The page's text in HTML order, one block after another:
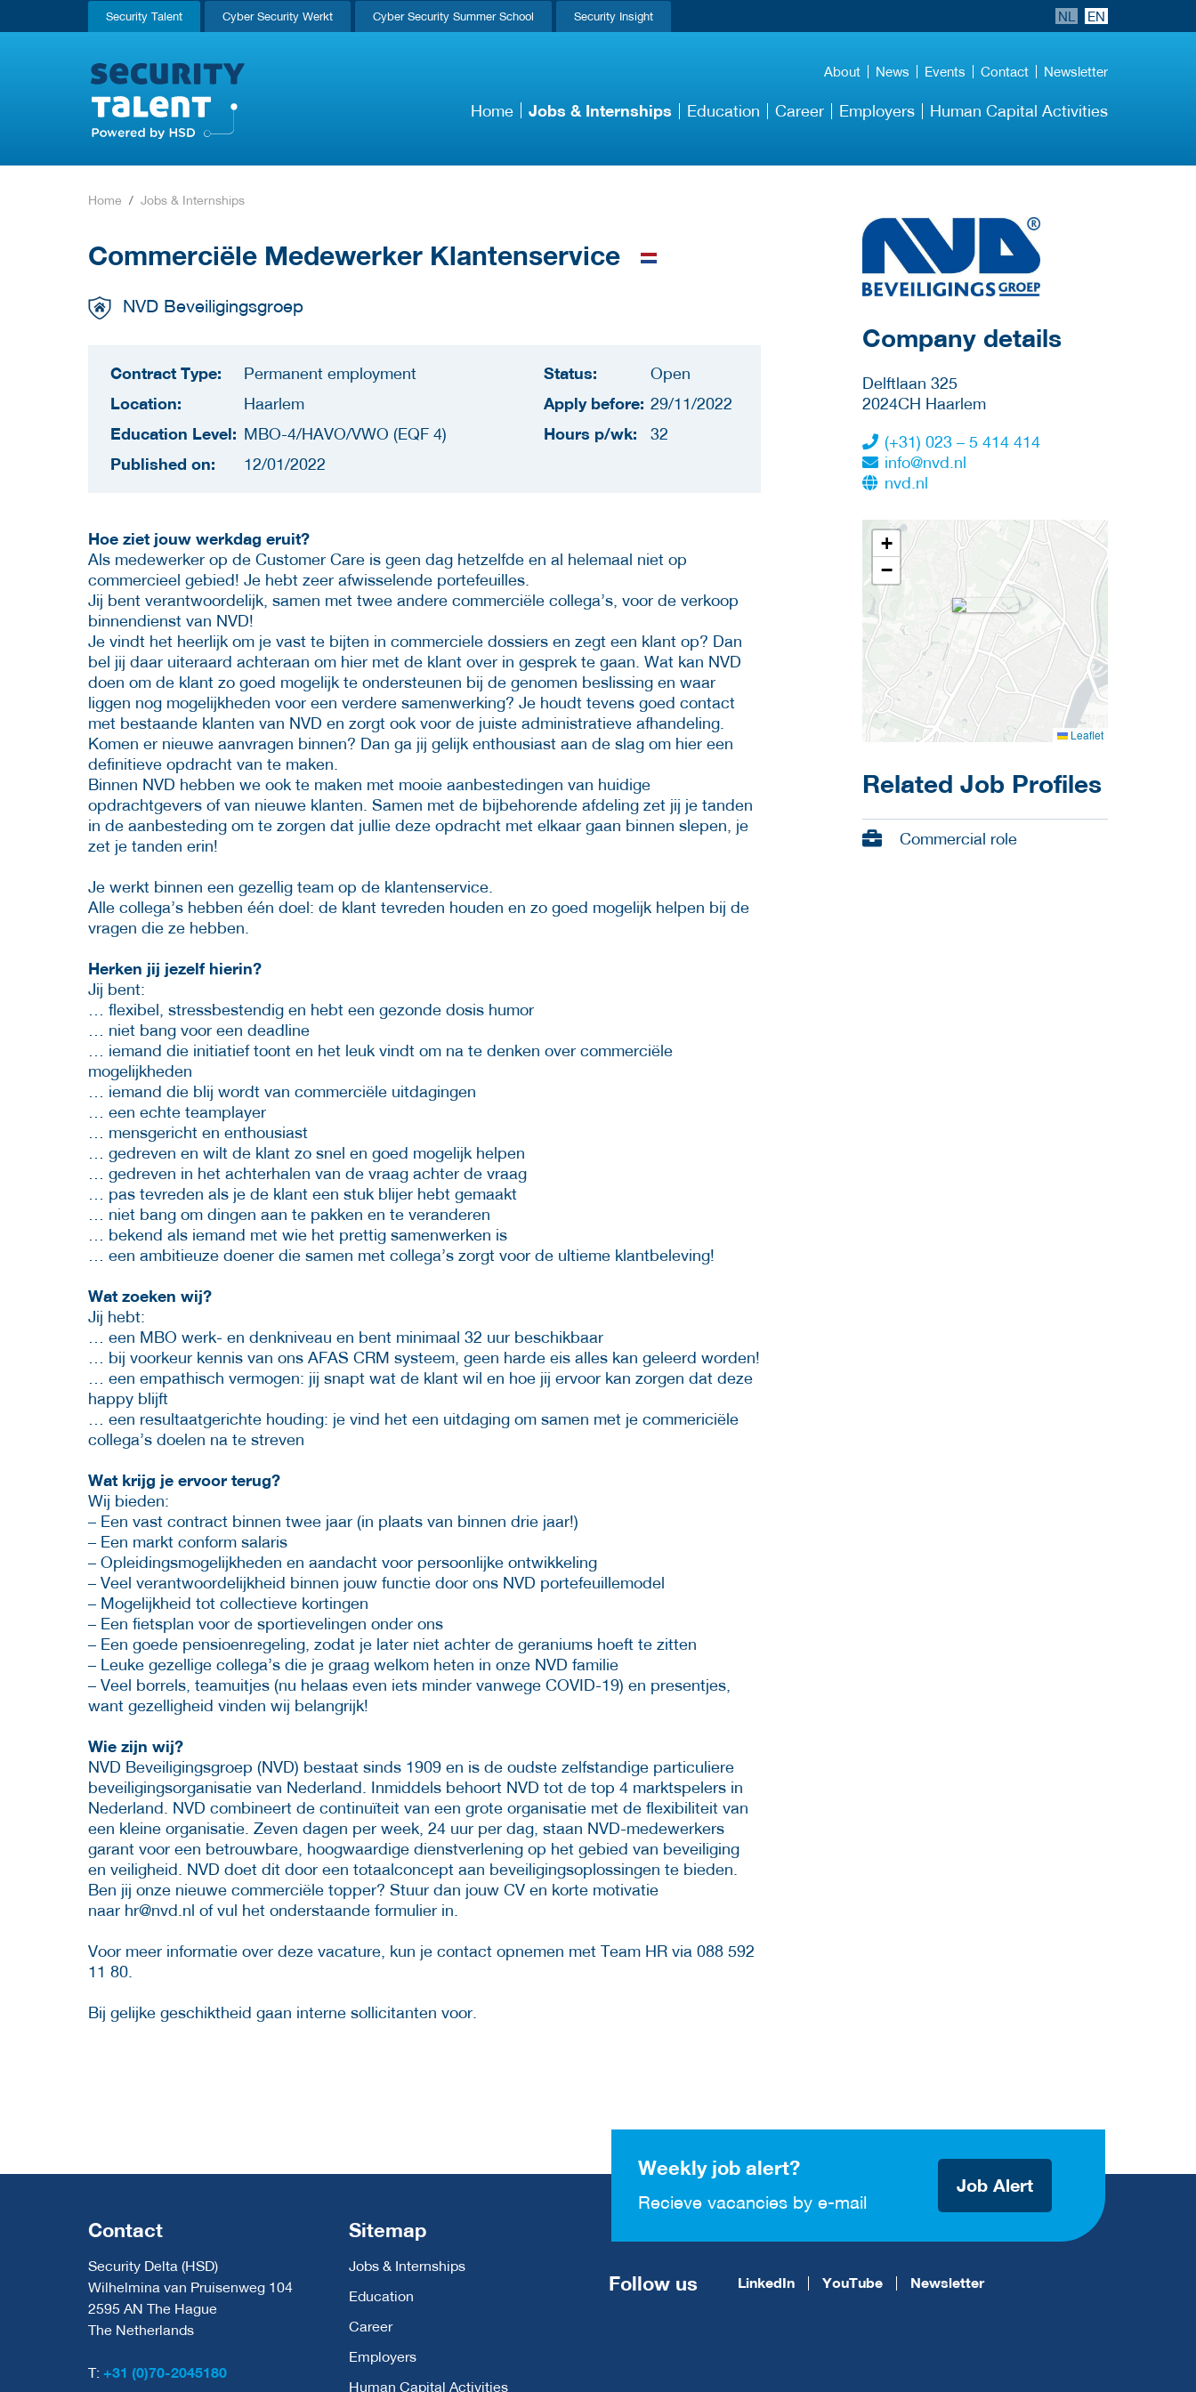
Security Talent Cyber Security Werkt Cyber Security Summer School Security Insight NL EN
About News Events Contact Newsletter
Home Jobs & Internships Education Career Employers Human Capital Activities
Home Jobs & Internships
Commerciële Medewerker Klantenservice
NVD Beveiligingsgroep
Contract Type: Permanent employment
Location: Haarlem
Education Level: MBO-4/HAVO/VWO (EQF 4)
Published on: 12/01/2022
Status: Open
Apply before: 29/11/2022
Hours p/wk: 32
Hoe ziet jouw werkdag eruit?
Als medewerker op de Customer Care is geen dag hetzelfde en al helemaal niet op
commercieel gebied! Je hebt zeer afwisselende portefeuilles.
Jij bent verantwoordelijk, samen met twee andere commerciële collega’s, voor de verkoop
binnendienst van NVD!
Je vindt het heerlijk om je vast te bijten in commerciele dossiers en zegt een klant op? Dan
bel jij daar uiteraard achteraan om hier met de klant over in gesprek te gaan. Wat kan NVD
doen om de klant zo goed mogelijk te ondersteunen bij de genomen beslissing en waar
liggen nog mogelijkheden voor een verdere samenwerking? Je houdt tevens goed contact
met bestaande klanten van NVD en zorgt ook voor de juiste administratieve afhandeling.
Komen er nieuwe aanvragen binnen? Dan ga jij gelijk enthousiast aan de slag om hier een
definitieve opdracht van te maken.
Binnen NVD hebben we ook te maken met mooie aanbestedingen van huidige
opdrachtgevers of van nieuwe klanten. Samen met de bijbehorende afdeling zet jij je tanden
in de aanbesteding om te zorgen dat jullie deze opdracht met elkaar gaan binnen slepen, je
zet je tanden erin!
Je werkt binnen een gezellig team op de klantenservice.
Alle collega’s hebben één doel: de klant tevreden houden en zo goed mogelijk helpen bij de
vragen die ze hebben.
Herken jij jezelf hierin?
Jij bent:
… flexibel, stressbestendig en hebt een gezonde dosis humor
… niet bang voor een deadline
… iemand die initiatief toont en het leuk vindt om na te denken over commerciële
mogelijkheden
… iemand die blij wordt van commerciële uitdagingen
… een echte teamplayer
… mensgericht en enthousiast
… gedreven en wilt de klant zo snel en goed mogelijk helpen
… gedreven in het achterhalen van de vraag achter de vraag
… pas tevreden als je de klant een stuk blijer hebt gemaakt
… niet bang om dingen aan te pakken en te veranderen
… bekend als iemand met wie het prettig samenwerken is
… een ambitieuze doener die samen met collega’s zorgt voor de ultieme klantbeleving!
Wat zoeken wij?
Jij hebt:
… een MBO werk- en denkniveau en bent minimaal 32 uur beschikbaar
… bij voorkeur kennis van ons AFAS CRM systeem, geen harde eis alles kan geleerd worden!
… een empathisch vermogen: jij snapt wat de klant wil en hoe jij ervoor kan zorgen dat deze
happy blijft
… een resultaatgerichte houding: je vind het een uitdaging om samen met je commericiële
collega’s doelen na te streven
Wat krijg je ervoor terug?
Wij bieden:
– Een vast contract binnen twee jaar (in plaats van binnen drie jaar!)
– Een markt conform salaris
– Opleidingsmogelijkheden en aandacht voor persoonlijke ontwikkeling
– Veel verantwoordelijkheid binnen jouw functie door ons NVD portefeuillemodel
– Mogelijkheid tot collectieve kortingen
– Een fietsplan voor de sportievelingen onder ons
– Een goede pensioenregeling, zodat je later niet achter de geraniums hoeft te zitten
– Leuke gezellige collega’s die je graag welkom heten in onze NVD familie
– Veel borrels, teamuitjes (nu helaas even iets minder vanwege COVID-19) en presentjes,
want gezelligheid vinden wij belangrijk!
Wie zijn wij?
NVD Beveiligingsgroep (NVD) bestaat sinds 1909 en is de oudste zelfstandige particuliere
beveiligingsorganisatie van Nederland. Inmiddels behoort NVD tot de top 4 marktspelers in
Nederland. NVD combineert de continuïteit van een grote organisatie met de flexibiliteit van
een kleine organisatie. Zeven dagen per week, 24 uur per dag, staan NVD-medewerkers
garant voor een betrouwbare, hoogwaardige dienstverlening op het gebied van beveiliging
en veiligheid. NVD doet dit door een totaalconcept aan beveiligingsoplossingen te bieden.
Ben jij onze nieuwe commerciële topper? Stuur dan jouw CV en korte motivatie
naar hr@nvd.nl of vul het onderstaande formulier in.
Voor meer informatie over deze vacature, kun je contact opnemen met Team HR via 088 592
11 80.
Bij gelijke geschiktheid gaan interne sollicitanten voor.
More Employer
Details
Company details
Delftlaan 325
2024CH Haarlem
(+31) 023 – 5 414 414
info@nvd.nl
nvd.nl
+
−
Leaflet
Related Job Profiles
Commercial role
Weekly job alert?
Recieve vacancies by e-mail
Job Alert
Contact
Security Delta (HSD)
Wilhelmina van Pruisenweg 104
2595 AN The Hague
The Netherlands
T: +31 (0)70-2045180
Sitemap
Jobs & Internships
Education
Career
Employers
Human Capital Activities
Follow us LinkedIn YouTube Newsletter